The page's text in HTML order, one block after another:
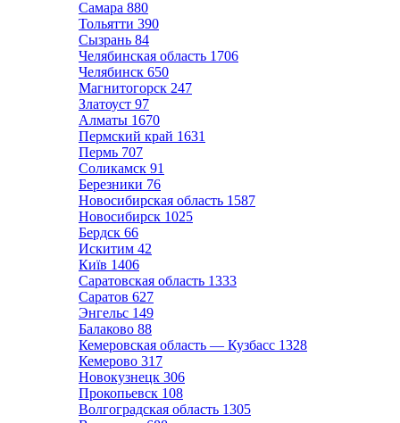
Самара 880
Тольятти 390
Сызрань 84
Челябинская область 1706
Челябинск 650
Магнитогорск 247
Златоуст 97
Алматы 1670
Пермский край 1631
Пермь 707
Соликамск 91
Березники 76
Новосибирская область 1587
Новосибирск 1025
Бердск 66
Искитим 42
Київ 1406
Саратовская область 1333
Саратов 627
Энгельс 149
Балаково 88
Кемеровская область — Кузбасс 1328
Кемерово 317
Новокузнецк 306
Прокопьевск 108
Волгоградская область 1305